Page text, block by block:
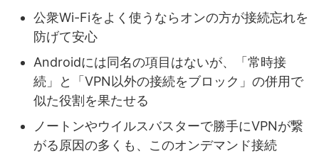
公衆Wi-Fiをよく使うならオンの方が接続忘れを
防げて安心
Androidには同名の項目はないが、「常時接
続」と「VPN以外の接続をブロック」の併用で
似た役割を果たせる
ノートンやウイルスバスターで勝手にVPNが繋
がる原因の多くも、このオンデマンド接続